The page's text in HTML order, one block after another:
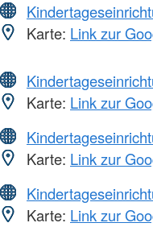
Karte: Link zur
Karte: Link zur
Karte: Link zur
Karte: Link zur